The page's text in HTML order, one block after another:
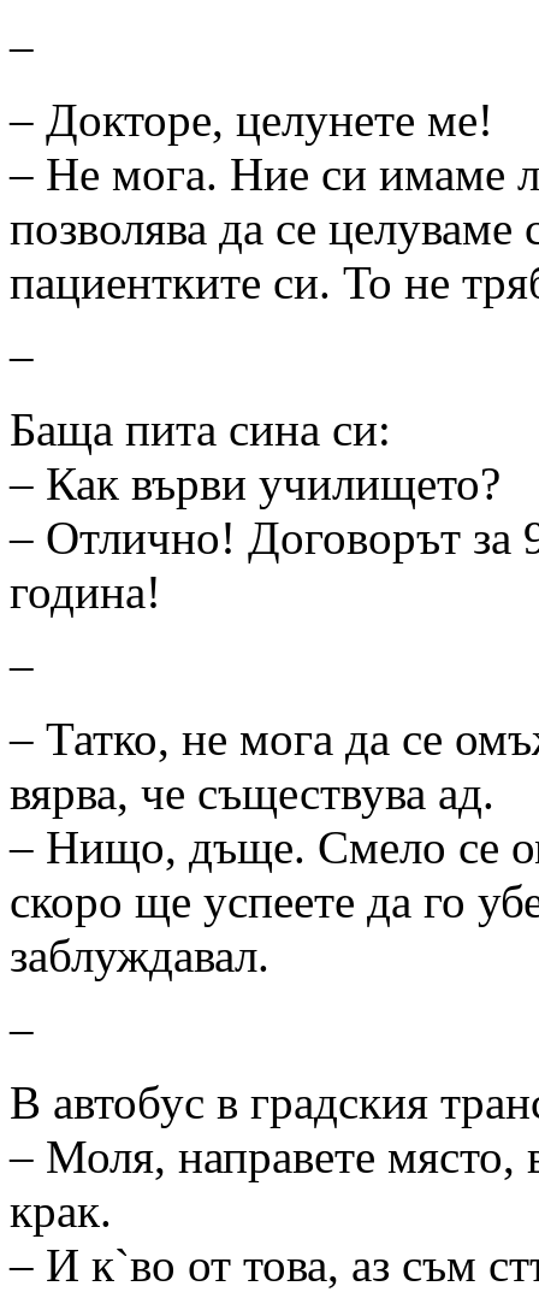
–
– Докторе, целунете ме!
– Не мога. Ние си имаме
позволява да се целуваме
пациентките си. То не
–
Баща пита сина си:
– Как върви училището?
– Отлично! Договорът за
година!
–
– Татко, не мога да се
вярва, че съществува ад.
– Нищо, дъще. Смело се
скоро ще успеете да го
заблуждавал.
–
В автобус в градския
– Моля, направете място,
крак.
– И к`во от това, аз съм